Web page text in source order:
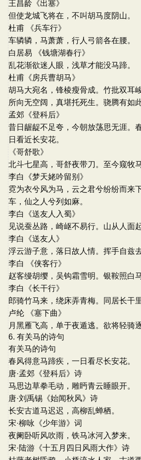
王昌龄《出塞》
但使龙城飞将在，不叫胡马度阴山。
杜甫 《兵车行》
车辚辚，马萧萧，行人弓箭各在腰。
白居易 《钱塘湖春行》
乱花渐欲迷人眼，浅草才能没马蹄。
杜甫《房兵曹胡马》
胡马大宛名，锋棱瘦骨成。竹批双耳
所向无空阔，真堪托死生。骁腾有如
孟郊《登科后》
昔日龌龊不足夸，今朝放荡思无涯。
日看近长安花。
《哥舒歌》
北斗七星高，哥舒夜带刀。至今窥牧
李白《梦天姥吟留别》
霓为衣兮风为马，云之君兮纷纷而来
车，仙之人兮列如麻。
李白《送友人入蜀》
见说蚕丛路，崎岖不易行。山从人面
李白《送友人》
浮云游子意，落日故人情。挥手自兹
李白 《侠客行》
赵客缦胡缨，吴钩霜雪明。银鞍照白
李白《长干行》
郎骑竹马来，绕床弄青梅。同居长干
卢纶 《塞下曲》
月黑雁飞高，单于夜遁逃。欲将轻骑
6. 有关马的诗句
有关马的诗句
春风得意马蹄疾，一日看尽长安花。
唐·孟郊《登科后》诗
马思边草拳毛动，雕眄青云睡眼开。
唐·刘禹锡《始闻秋风》诗
长安古道马迟迟，高柳乱蝉栖。
宋·柳咏《少年游》词
夜阑卧听风吹雨，铁马冰河入梦来。
宋·陆游《十五月四日风雨大作》诗